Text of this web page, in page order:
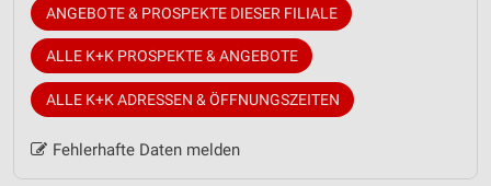
ANGEBOTE & PROSPEKTE DIESER FILIALE
ALLE K+K PROSPEKTE & ANGEBOTE
ALLE K+K ADRESSEN & ÖFFNUNGSZEITEN
Fehlerhafte Daten melden